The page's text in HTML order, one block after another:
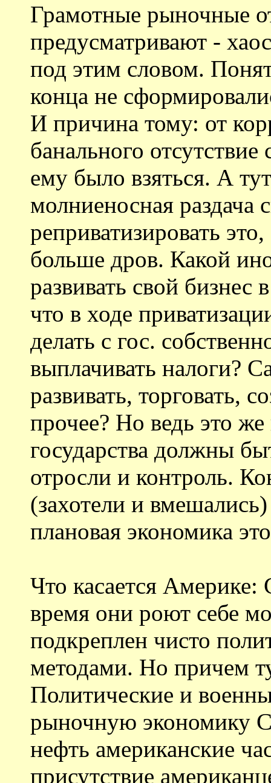
Грамотные рыночные
предусматривают -
под этим словом.
конца не
И причина тому: от
банального
ему было взяться. А
молниеносная раздача
реприватизировать
больше дров. Какой
развивать свой
что в ходе
делать с гос.
выплачивать налоги?
развивать, торговать,
прочее? Но ведь это
государства должны
отросли и контроль.
(захотели и
плановая экономика
Что касается Америке:
время они роют себе
подкреплен чисто
методами. Но причем
Политические и
рыночную экономику
нефть американские
присутствие